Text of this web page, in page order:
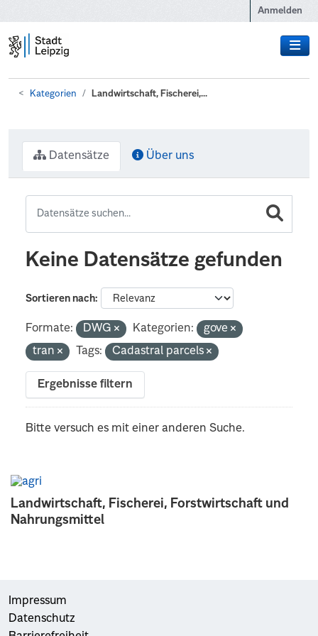
Anmelden
Kategorien Landwirtschaft, Fischerei,...
Landwirtschaft, Fischerei, Forstwirtschaft und
Nahrungsmittel
Datensätze Über uns
Keine Datensätze gefunden
Sortieren nach
Formate: DWG Kategorien:
gove
tran
Tags: Cadastral parcels
Ergebnisse filtern
Bitte versuch es mit einer anderen Suche.
Impressum
Datenschutz